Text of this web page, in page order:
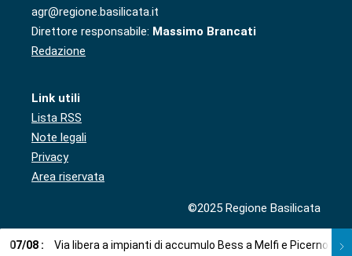
agr@regione.basilicata.it
Direttore responsabile: Massimo Brancati
Redazione
Link utili
Lista RSS
Note legali
Privacy
Area riservata
©2025 Regione Basilicata
07/08 : Via libera a impianti di accumulo Bess a Melfi e Picerno